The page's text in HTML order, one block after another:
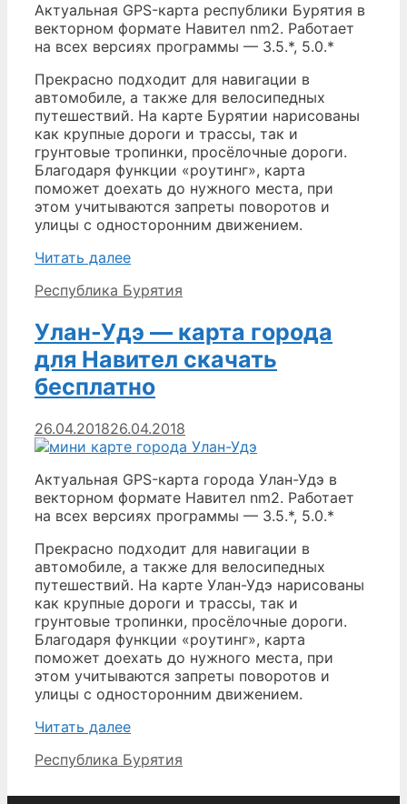
Актуальная GPS-карта республики Бурятия в
векторном формате Навител nm2. Работает
на всех версиях программы — 3.5.*, 5.0.*
Прекрасно подходит для навигации в
автомобиле, а также для велосипедных
путешествий. На карте Бурятии нарисованы
как крупные дороги и трассы, так и
грунтовые тропинки, просёлочные дороги.
Благодаря функции «роутинг», карта
поможет доехать до нужного места, при
этом учитываются запреты поворотов и
улицы с односторонним движением.
Читать далееБурятия
карта
Навител
скачать
бесплатно
Рубрики
Республика Бурятия
Улан-Удэ — карта города
для Навител скачать
бесплатно
26.04.201826.04.2018
Актуальная GPS-карта города Улан-Удэ в
векторном формате Навител nm2. Работает
на всех версиях программы — 3.5.*, 5.0.*
Прекрасно подходит для навигации в
автомобиле, а также для велосипедных
путешествий. На карте Улан-Удэ нарисованы
как крупные дороги и трассы, так и
грунтовые тропинки, просёлочные дороги.
Благодаря функции «роутинг», карта
поможет доехать до нужного места, при
этом учитываются запреты поворотов и
улицы с односторонним движением.
Читать далееУлан-
—
города
Рубрики
Республика Бурятия